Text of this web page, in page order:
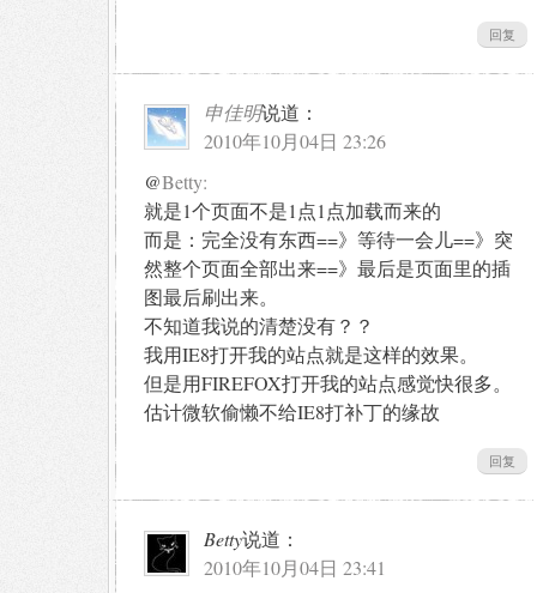
回复
申佳明说道：
2010年10月04日 23:26
@Betty:
就是1个页面不是1点1点加载而来的
而是：完全没有东西==》等待一会儿==》突
然整个页面全部出来==》最后是页面里的插
图最后刷出来。
不知道我说的清楚没有？？
我用IE8打开我的站点就是这样的效果。
但是用FIREFOX打开我的站点感觉快很多。
估计微软偷懒不给IE8打补丁的缘故
回复
Betty说道：
2010年10月04日 23:41